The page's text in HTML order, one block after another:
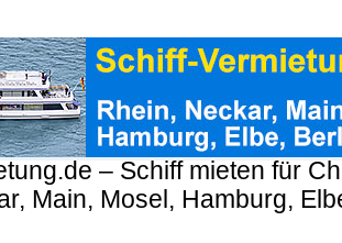
– Schiff mieten für
Main, Mosel, Hamburg,